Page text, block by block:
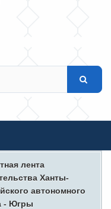
лента
Ханты-
автономного
- Югры